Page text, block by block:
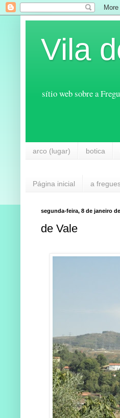
Vila
sítio web sobre a
arco (lugar) botica
Página inicial a
segunda-feira, 8 de janeiro
de Vale